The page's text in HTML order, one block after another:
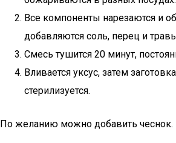
Все компоненты нарезаются и
добавляются соль, перец и
Смесь тушится 20 минут,
Вливается уксус, затем
стерилизуется.
По желанию можно добавить чеснок.